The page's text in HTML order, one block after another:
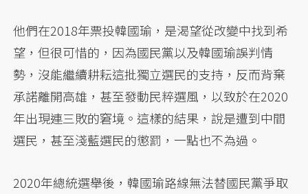
他們在2018年票投韓國瑜，是渴望從改變中找到希
望，但很可惜的，因為國民黨以及韓國瑜誤判情
勢，沒能繼續耕耘這批獨立選民的支持，反而背棄
承諾離開高雄，甚至發動民粹選風，以致於在2020
年出現連三敗的窘境。這樣的結果，說是遭到中間
選民，甚至淺藍選民的懲罰，一點也不為過。
2020年總統選舉後，韓國瑜路線無法替國民黨爭取